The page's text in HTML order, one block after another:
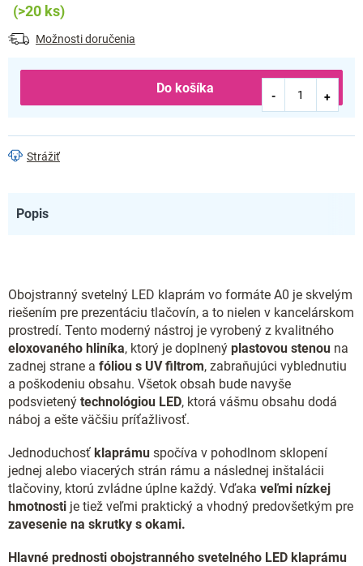
(>20 ks)
Možnosti doručenia
Do košíka
Strážiť
Popis
Obojstranný svetelný LED klaprám vo formáte A0 je skvelým
riešením pre prezentáciu tlačovín, a to nielen v kancelárskom
prostredí. Tento moderný nástroj je vyrobený z kvalitného
eloxovaného hliníka, ktorý je doplnený plastovou stenou na
zadnej strane a fóliou s UV filtrom, zabraňujúci vyblednutiu
a poškodeniu obsahu. Všetok obsah bude navyše
podsvietený technológiou LED, ktorá vášmu obsahu dodá
náboj a ešte väčšiu príťažlivosť.
Jednoduchosť klaprámu spočíva v pohodlnom sklopení
jednej alebo viacerých strán rámu a následnej inštalácii
tlačoviny, ktorú zvládne úplne každý. Vďaka veľmi nízkej
hmotnosti je tiež veľmi praktický a vhodný predovšetkým pre
zavesenie na skrutky s okami.
Hlavné prednosti obojstranného svetelného LED klaprámu